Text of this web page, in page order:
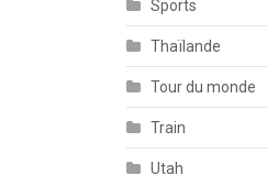
Sports
Thaïlande
Tour du monde
Train
Utah